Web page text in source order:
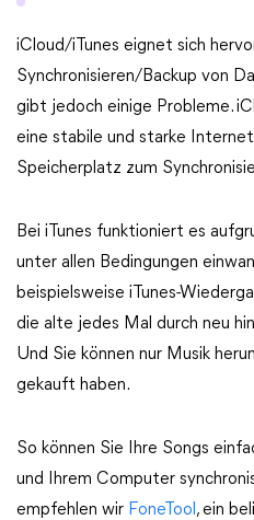
iCloud/iTunes eignet sich
Synchronisieren/Backup von
gibt jedoch einige Probleme.
eine stabile und starke
Speicherplatz zum
Bei iTunes funktioniert es
unter allen Bedingungen
beispielsweise iTunes-
die alte jedes Mal durch neu
Und Sie können nur Musik
gekauft haben.
So können Sie Ihre Songs
und Ihrem Computer
empfehlen wir FoneTool , ein